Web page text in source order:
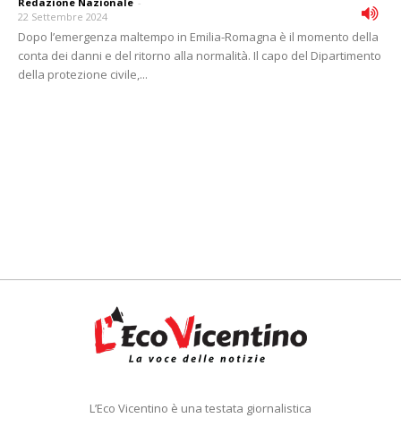
22 Settembre 2024
Dopo l’emergenza maltempo in Emilia-Romagna è il momento della
conta dei danni e del ritorno alla normalità. Il capo del Dipartimento
della protezione civile,...
L’Eco Vicentino è una testata giornalistica